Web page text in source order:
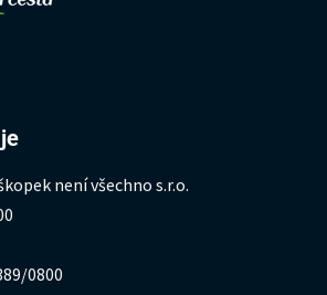
není všechno s.r.o.
0800